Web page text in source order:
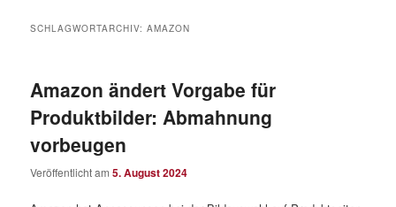
SCHLAGWORTARCHIV:AMAZON
Amazon ändert Vorgabe für
Produktbilder: Abmahnung
vorbeugen
Veröffentlicht am5. August 2024